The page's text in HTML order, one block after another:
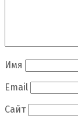
Имя
Email
Сайт